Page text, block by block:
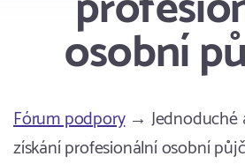
osobní
Fórum podpory→ Jednoduché
získání profesionální osobní